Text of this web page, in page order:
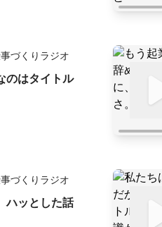
づくりラジオ
のはタイトル
づくりラジオ
ハッとした話